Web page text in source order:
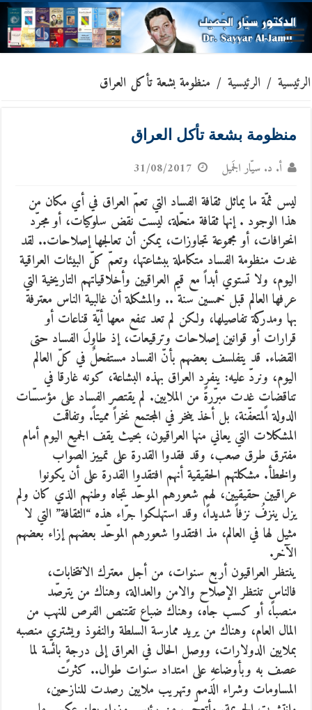
الرئيسية / الرئيسية / منظومة بشعة تأكل العراق
منظومة بشعة تأكل العراق
أ. د. سيّار الجَميل 31/08/2017
ليس ثمّة ما يماثل ثقافة الفساد التي تعمّ العراق في أي مكان من
هذا الوجود . إنها ثقافة منحّلة، ليست نقض سلوكيات، أو مجرّد
انحرافات، أو مجموعة تجاوزات، يمكن أن تعالجها إصلاحات.. لقد
غدت منظومة الفساد متكاملة ببشاعتها، وتعمّ كلّ البيئات العراقية
اليوم، ولا تستوي أبداً مع قيم العراقيين وأخلاقياتهم التاريخية التي
عرفها العالم قبل خمسين سنة .. والمشكلة أن غالبية الناس معترفة
بها ومدركة تفاصيلها، ولكن لم تعد تنفع معها أيّة قناعات أو
قرارات أو قوانين إصلاحات وترقيعات، إذ طاولَ الفساد حتى
القضاء. قد يتفلسف بعضهم بأنّ الفساد مستفحلٌ في كلّ العالم
اليوم، ونردّ عليه: ينفرد العراق بهذه البشاعة، كونه غارقا في
تناقضاتٍ غدت مبرّرةً من الملايين. لم يقتصر الفساد على مؤسسّات
الدولة المتعفّنة، بل أخذ ينخر في المجتمع نخراً مميتاً. وتفاقمت
المشكلات التي يعاني منها العراقيون، بحيث يقف الجميع اليوم أمام
مفترق طرق صعب، وقد فقدوا القدرة على تمييز الصواب
والخطأ. مشكلتهم الحقيقية أنهم افتقدوا القدرة على أن يكونوا
عراقيين حقيقيين، لهم شعورهم الموحّد تجاه وطنهم الذي كان ولم
يزل ينزفُ نزفاً شديداً، وقد استهلكوا جرّاء هذه “الثقافة” التي لا
مثيل لها في العالم، مذ افتقدوا شعورهم الموحّد بعضهم إزاء بعضهم
الآخر.
ينتظر العراقيون أربع سنوات، من أجل معترك الانتخابات،
فالناس تنتظر الإصلاح والامن والعدالة، وهناك من يترصّد
منصباً، أو كسب جاه، وهناك ضباع تقتنص الفرص للنهب من
المال العام، وهناك من يريد ممارسة السلطة والنفوذ ويشتري منصبه
بملايين الدولارات، ووصل الحال في العراق إلى درجةٍ بائسة لما
عصف به وبأوضاعهِ على امتداد سنوات طوال.. كثرت
المساومات وشراء الذمم وتهريب ملايين رصدت للنازحين،